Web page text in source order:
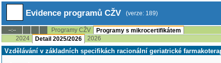
Evidence programů CŽV (verze: 189)
--:-- Programy CŽV
Programy s mikrocertifikátem
2024
Detail 2025/2026 2026
Vzdělávání v základních specifikách racionální geriatrické